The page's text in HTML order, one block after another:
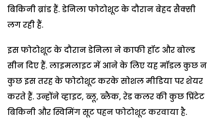
बिकिनी ब्रांड हैं. डेनिला फोटोशूट के दौरान बेहद सैक्सी
लग रही हैं.
इस फोटोशूट के दौरान डेनिला ने काफी हॉट और बोल्ड
सीन दिए हैं. लाइमलाइट में आने के लिए यह मॉडल कुछ न
कुछ इस तरह के फोटोशूट करके सोशल मीडिया पर शेयर
करते हैं. उन्होंने व्हाइट, ब्लू, ब्लैक, रेड कलर की कुछ प्रिंटेट
बिकिनी और स्विमिंग सूट पहन फोटोशूट करवाया है.